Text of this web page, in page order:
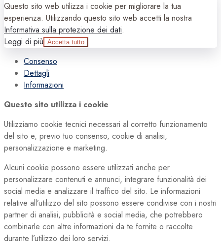
Questo sito web utilizza i cookie per migliorare la tua
esperienza. Utilizzando questo sito web accetti la nostra
Informativa sulla protezione dei dati.
Leggi di più Accetta tutto
Consenso
Dettagli
Informazioni
Questo sito utilizza i cookie
Utilizziamo cookie tecnici necessari al corretto funzionamento
del sito e, previo tuo consenso, cookie di analisi,
personalizzazione e marketing.
Alcuni cookie possono essere utilizzati anche per
personalizzare contenuti e annunci, integrare funzionalità dei
social media e analizzare il traffico del sito. Le informazioni
relative all’utilizzo del sito possono essere condivise con i nostri
partner di analisi, pubblicità e social media, che potrebbero
combinarle con altre informazioni da te fornite o raccolte
durante l’utilizzo dei loro servizi.